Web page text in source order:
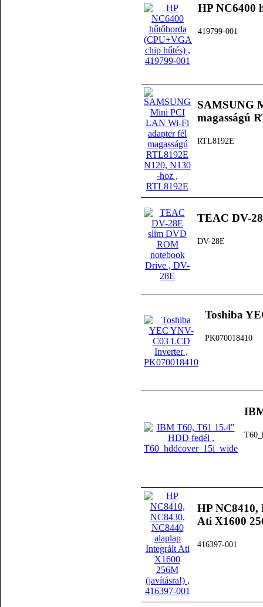
HP NC6400
419799-001
SAMSUNG
magasságú
RTL8192E
TEAC DV-
DV-28E
Toshiba
PK070018410
HP NC8410,
Ati X1600
416397-001